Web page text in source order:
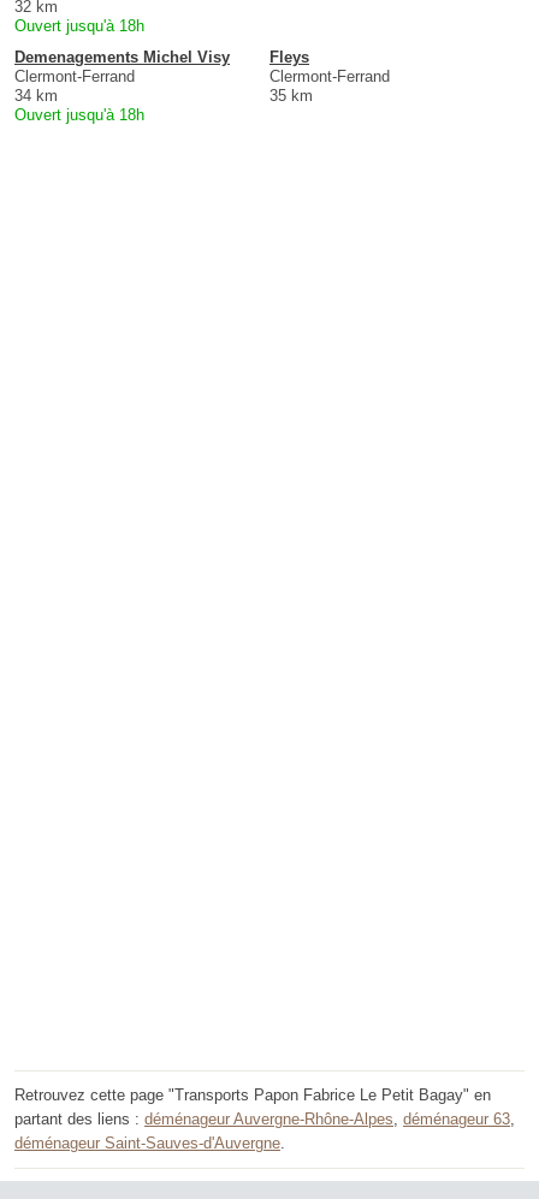
32 km
Ouvert jusqu'à 18h
Demenagements Michel Visy
Clermont-Ferrand
34 km
Ouvert jusqu'à 18h
Fleys
Clermont-Ferrand
35 km
Retrouvez cette page "Transports Papon Fabrice Le Petit Bagay" en
partant des liens : déménageur Auvergne-Rhône-Alpes déménageur 63
déménageur Saint-Sauves-d'Auvergne